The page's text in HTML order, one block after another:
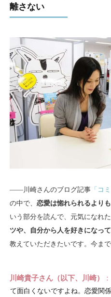
離さない
――川崎さんのブログ記事 「コ
の中で、 恋愛は惚れられるより
いう部分を読んで、元気になれた
ツや、自分から人を好きになっ
教えていただきたいです。今ま
川崎貴子さん（以下、川崎）
て面白くないですよね。恋愛関